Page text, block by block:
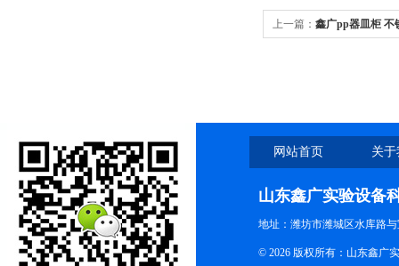
上一篇： 鑫广pp器皿柜 不
网站首页 关
山东鑫广实验设备
地址：潍坊市潍城区水库路
© 2026 版权所有：山东鑫广